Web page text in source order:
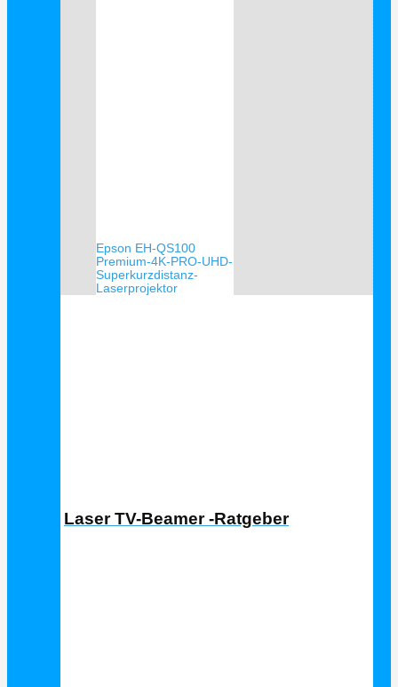
Epson EH-QS100
Premium-4K-PRO-UHD-
Superkurzdistanz-
Laserprojektor
Laser TV-Beamer -Ratgeber